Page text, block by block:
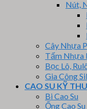
Nút,
Cây Nhựa
Tấm Nhựa
Bọc Lô,
Gia Công
CAO SU KỸ
Bi Cao Su
Ống Cao Su